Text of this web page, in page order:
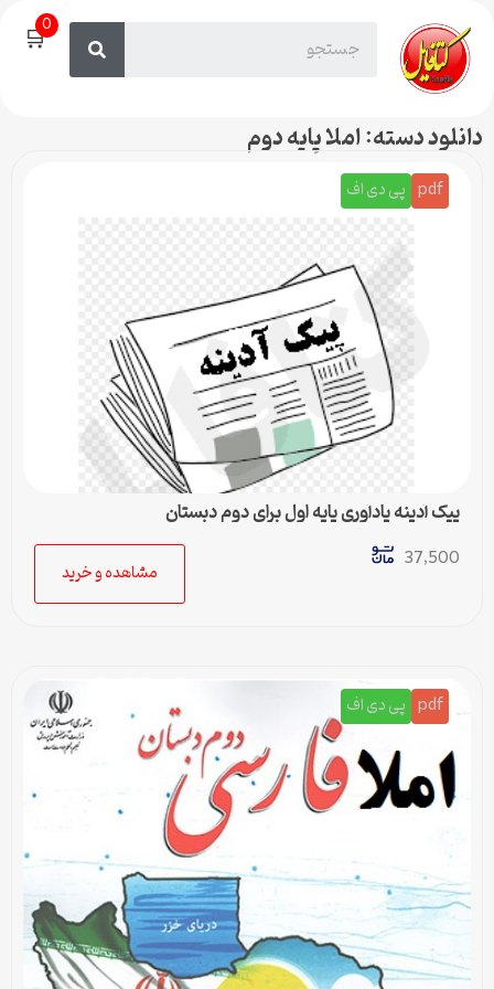
🛒0
دانلود دسته: املا پایه دوم
pdf پی دی اف
پیک آدینه یادآوری پایه اول برای دوم دبستان
37,500
مشاهده و خرید
pdf پی دی اف